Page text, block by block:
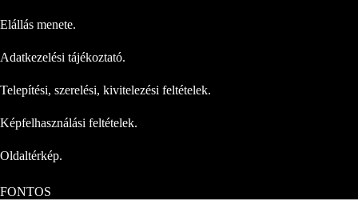
Elállás menete.
Adatkezelési tájékoztató.
Telepítési, szerelési, kivitelezési feltételek.
Képfelhasználási feltételek.
Oldaltérkép.
FONTOS